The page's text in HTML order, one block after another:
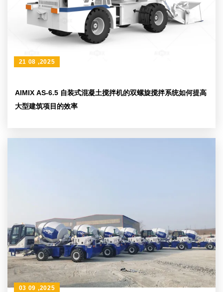
AIMIX AS-6.5 自装式混凝土搅拌机的双螺旋搅拌系统如何提高
大型建筑项目的效率
21 08 ,2025
03 09 ,2025